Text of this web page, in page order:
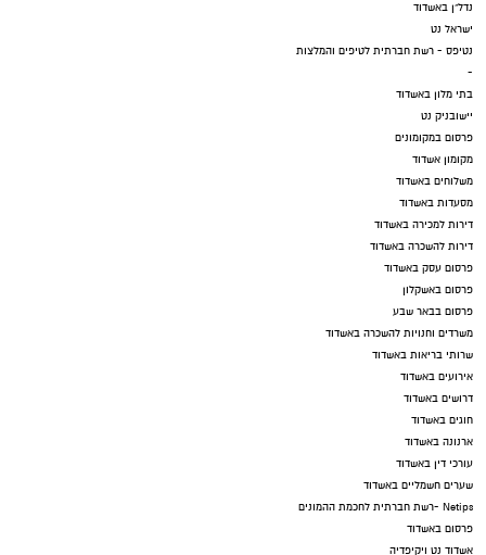
נדל"ן באשדוד
ישראל נט
נטיפס - רשת חברתית לטיפים והמלצות
-
בתי מלון באשדוד
יישובניק נט
פרסום במקומונים
מקומון אשדוד
משלוחים באשדוד
מסעדות באשדוד
דירות למכירה באשדוד
דירות להשכרה באשדוד
פרסום עסק באשדוד
פרסום באשקלון
פרסום בבאר שבע
משרדים וחנויות להשכרה באשדוד
שרותי בריאות באשדוד
אירועים באשדוד
דרושים באשדוד
חוגים באשדוד
ארנונה באשדוד
עורכי דין באשדוד
שערים חשמליים באשדוד
Netips -רשת חברתית לחכמת ההמונים
פרסום באשדוד
אשדוד נט ויקיפדיה